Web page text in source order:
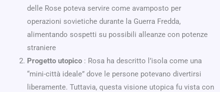
delle Rose poteva servire come avamposto per
operazioni sovietiche durante la Guerra Fredda,
alimentando sospetti su possibili alleanze con potenze
straniere
Progetto utopico : Rosa ha descritto l’isola come una
“mini-città ideale” dove le persone potevano divertirsi
liberamente. Tuttavia, questa visione utopica fu vista con